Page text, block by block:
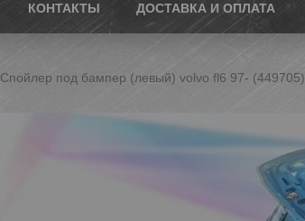
КОНТАКТЫ ДОСТАВКА И ОПЛАТА
Спойлер под бампер (левый) volvo fl6 97- (449705)